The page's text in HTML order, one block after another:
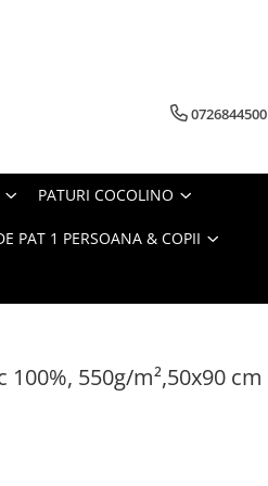
0726844500
PATURI COCOLINO
PAT 1 PERSOANA & COPII
550g/m²,50x90 cm